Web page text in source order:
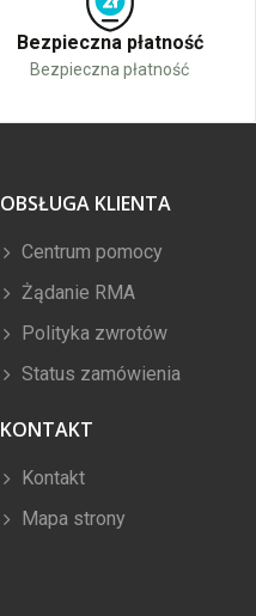
Bezpieczna płatność
Bezpieczna płatność
OBSŁUGA KLIENTA
Centrum pomocy
Żądanie RMA
Polityka zwrotów
Status zamówienia
KONTAKT
Kontakt
Mapa strony